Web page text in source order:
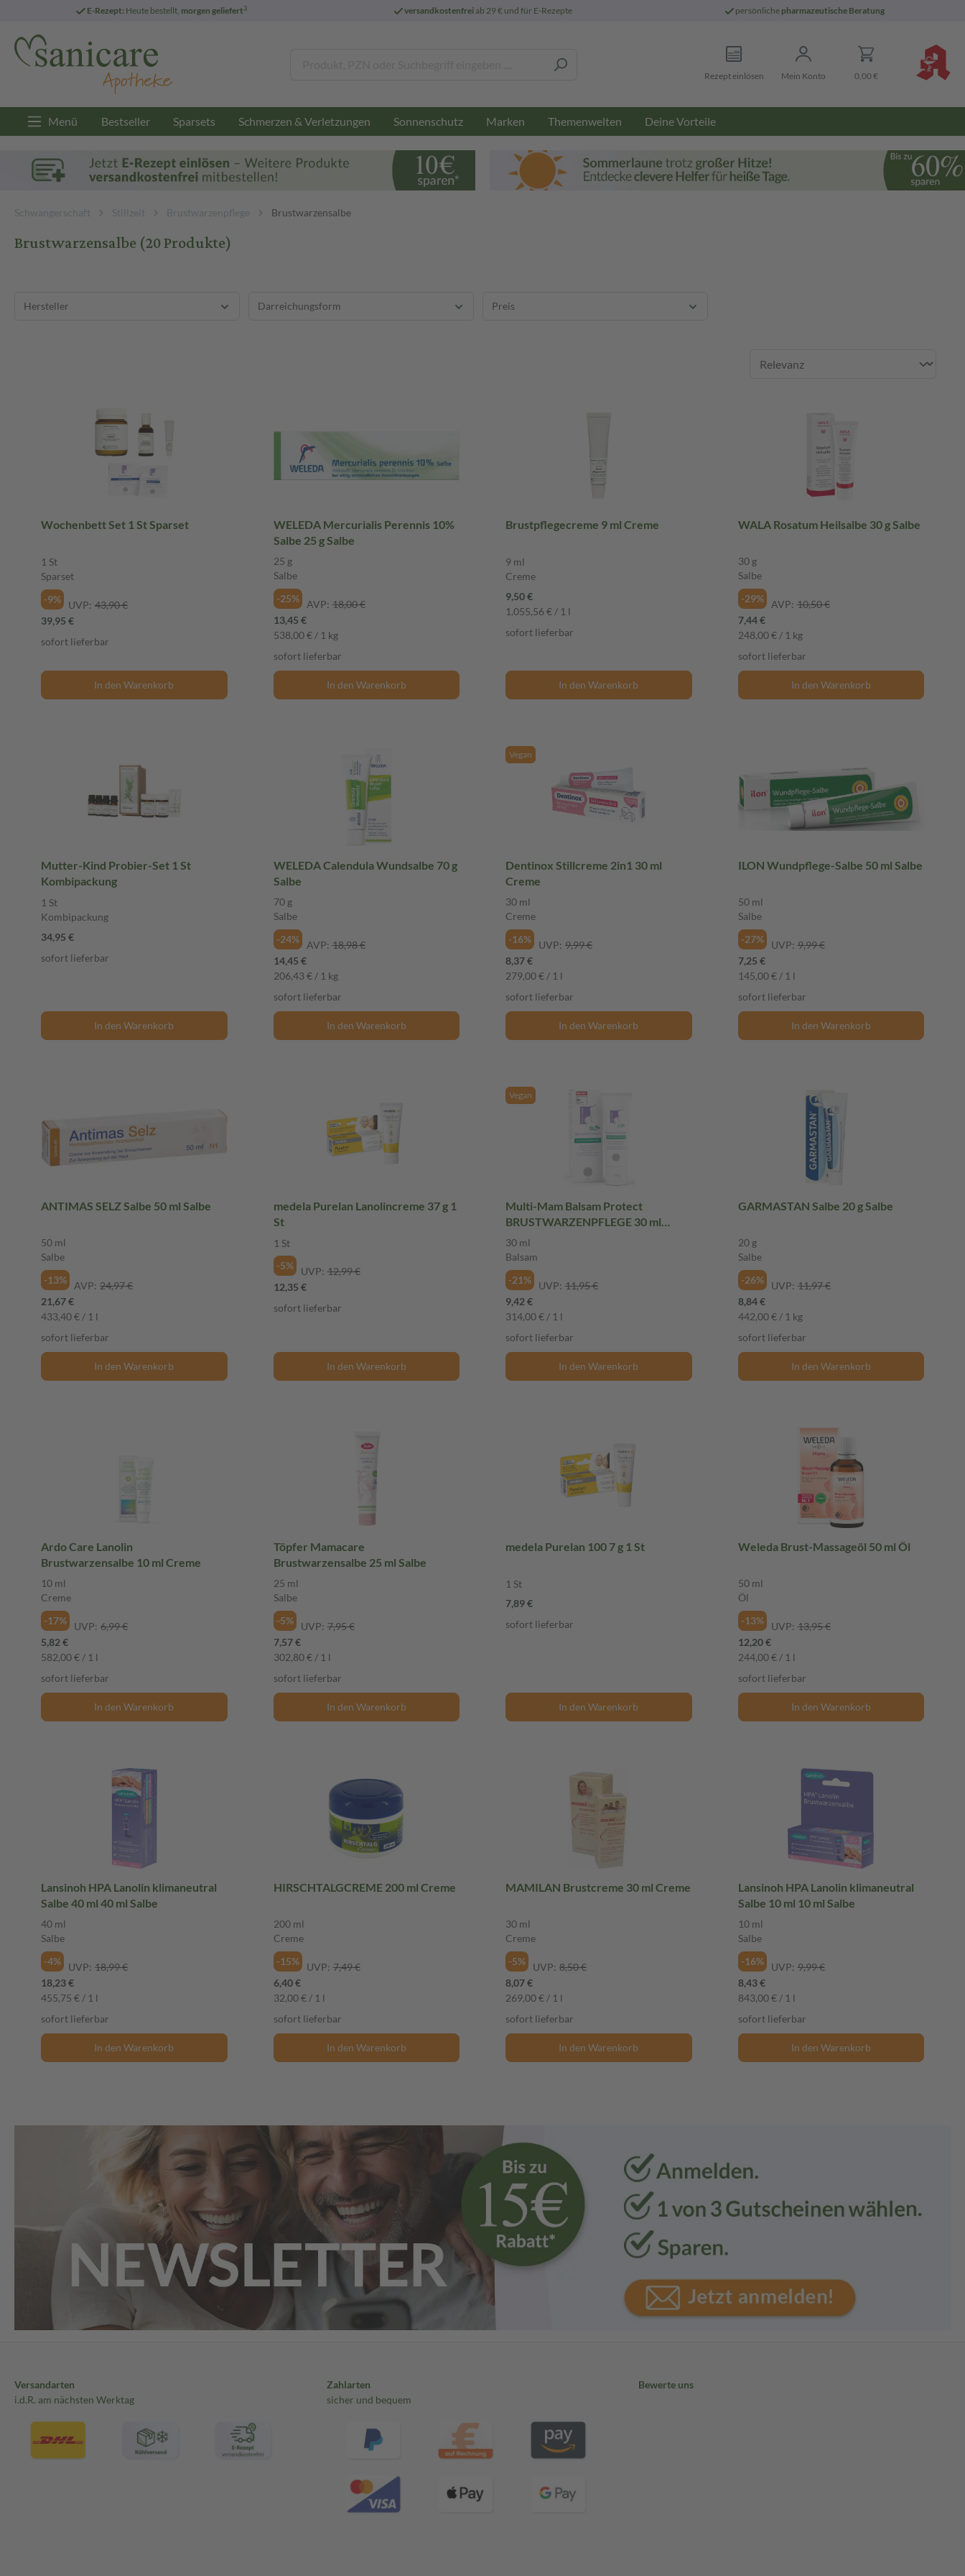
E-Rezept: Heute bestellt, morgen geliefert3 versandkostenfreiab 29 € und für E-Rezepte persönliche pharmazeutische Beratung
Rezept einlösen Mein Konto 0,00 €
Menü Bestseller Sparsets Schmerzen & Verletzungen Sonnenschutz Marken Themenwelten Deine Vorteile
Schwangerschaft Stillzeit Brustwarzenpflege Brustwarzensalbe
Brustwarzensalbe(20 Produkte)
Hersteller Darreichungsform Preis
Wochenbett Set 1 St Sparset
1 St
Sparset
-9%
UVP: 43,90 €
39,95 €
sofort lieferbar
In den Warenkorb
WELEDA Mercurialis Perennis 10%
Salbe 25 g Salbe
25 g
Salbe
-25%
AVP: 18,00 €
13,45 €
538,00 € / 1 kg
sofort lieferbar
In den Warenkorb
Brustpflegecreme 9 ml Creme
9 ml
Creme
9,50 €
1.055,56 € / 1 l
sofort lieferbar
In den Warenkorb
WALA Rosatum Heilsalbe 30 g Salbe
30 g
Salbe
-29%
AVP: 10,50 €
7,44 €
248,00 € / 1 kg
sofort lieferbar
In den Warenkorb
Mutter-Kind Probier-Set 1 St
Kombipackung
1 St
Kombipackung
34,95 €
sofort lieferbar
In den Warenkorb
WELEDA Calendula Wundsalbe 70 g
Salbe
70 g
Salbe
-24%
AVP: 18,98 €
14,45 €
206,43 € / 1 kg
sofort lieferbar
In den Warenkorb
Vegan
Dentinox Stillcreme 2in1 30 ml
Creme
30 ml
Creme
-16%
UVP: 9,99 €
8,37 €
279,00 € / 1 l
sofort lieferbar
In den Warenkorb
ILON Wundpflege-Salbe 50 ml Salbe
50 ml
Salbe
-27%
UVP: 9,99 €
7,25 €
145,00 € / 1 l
sofort lieferbar
In den Warenkorb
ANTIMAS SELZ Salbe 50 ml Salbe
50 ml
Salbe
-13%
AVP: 24,97 €
21,67 €
433,40 € / 1 l
sofort lieferbar
In den Warenkorb
medela Purelan Lanolincreme 37 g 1
St
1 St
-5%
UVP: 12,99 €
12,35 €
sofort lieferbar
In den Warenkorb
Vegan
Multi-Mam Balsam Protect
BRUSTWARZENPFLEGE 30 ml
Balsam
30 ml
Balsam
-21%
UVP: 11,95 €
9,42 €
314,00 € / 1 l
sofort lieferbar
In den Warenkorb
GARMASTAN Salbe 20 g Salbe
20 g
Salbe
-26%
UVP: 11,97 €
8,84 €
442,00 € / 1 kg
sofort lieferbar
In den Warenkorb
Ardo Care Lanolin
Brustwarzensalbe 10 ml Creme
10 ml
Creme
-17%
UVP: 6,99 €
5,82 €
582,00 € / 1 l
sofort lieferbar
In den Warenkorb
Töpfer Mamacare
Brustwarzensalbe 25 ml Salbe
25 ml
Salbe
-5%
UVP: 7,95 €
7,57 €
302,80 € / 1 l
sofort lieferbar
In den Warenkorb
medela Purelan 100 7 g 1 St
1 St
7,89 €
sofort lieferbar
In den Warenkorb
Weleda Brust-Massageöl 50 ml Öl
50 ml
Öl
-13%
UVP: 13,95 €
12,20 €
244,00 € / 1 l
sofort lieferbar
In den Warenkorb
Lansinoh HPA Lanolin klimaneutral
Salbe 40 ml 40 ml Salbe
40 ml
Salbe
-4%
UVP: 18,99 €
18,23 €
455,75 € / 1 l
sofort lieferbar
In den Warenkorb
HIRSCHTALGCREME 200 ml Creme
200 ml
Creme
-15%
UVP: 7,49 €
6,40 €
32,00 € / 1 l
sofort lieferbar
In den Warenkorb
MAMILAN Brustcreme 30 ml Creme
30 ml
Creme
-5%
UVP: 8,50 €
8,07 €
269,00 € / 1 l
sofort lieferbar
In den Warenkorb
Lansinoh HPA Lanolin klimaneutral
Salbe 10 ml 10 ml Salbe
10 ml
Salbe
-16%
UVP: 9,99 €
8,43 €
843,00 € / 1 l
sofort lieferbar
In den Warenkorb
Versandarten
i.d.R. am nächsten Werktag
Zahlarten
sicher und bequem
Bewerte uns